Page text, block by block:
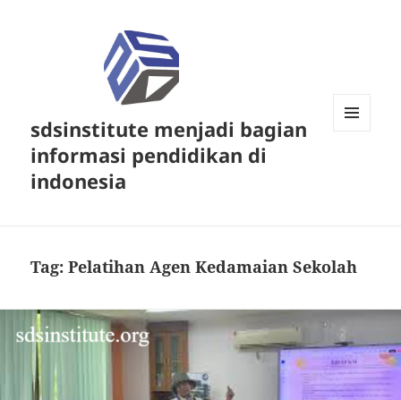
sdsinstitute menjadi bagian
informasi pendidikan di
indonesia
Tag:Pelatihan Agen Kedamaian Sekolah